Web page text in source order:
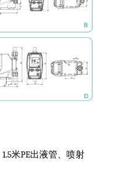
米PE出液管、喷射